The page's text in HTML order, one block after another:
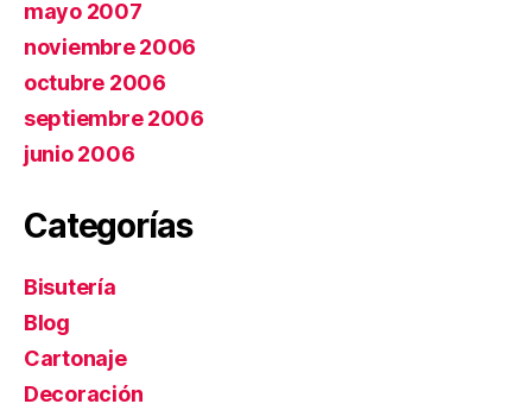
mayo 2007
noviembre 2006
octubre 2006
septiembre 2006
junio 2006
Categorías
Bisutería
Blog
Cartonaje
Decoración